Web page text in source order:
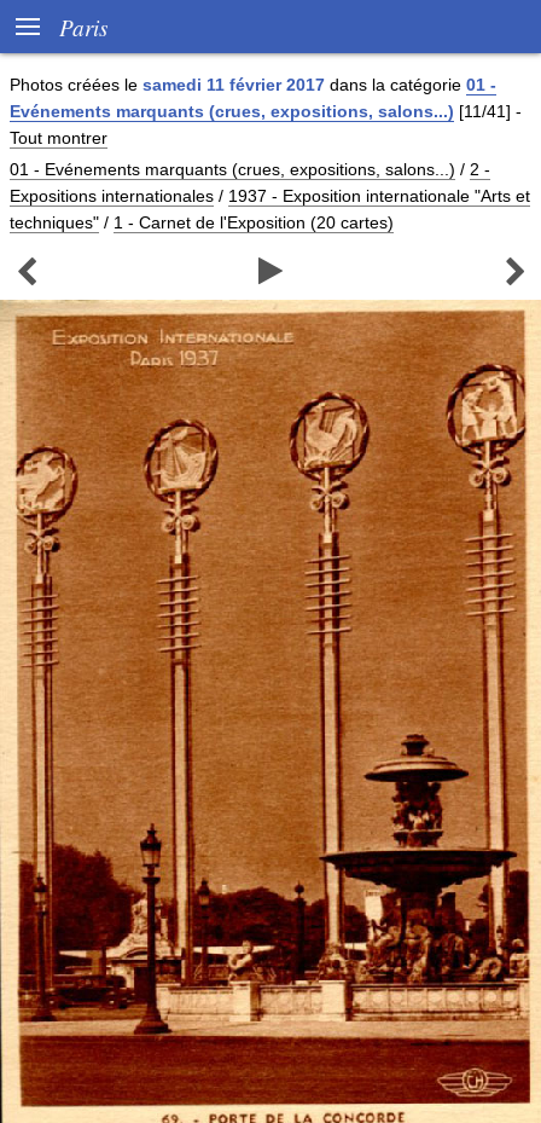
 Paris
Photos créées le samedi 11 février 2017 dans la catégorie 01 -
Evénements marquants (crues, expositions, salons...) [11/41] -
Tout montrer
01 - Evénements marquants (crues, expositions, salons...) / 2 -
Expositions internationales / 1937 - Exposition internationale "Arts et
techniques" / 1 - Carnet de l'Exposition (20 cartes)
  